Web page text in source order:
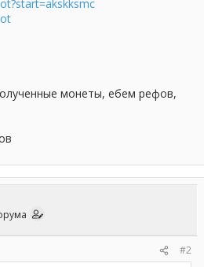
монеты, ебем рефов,
#2